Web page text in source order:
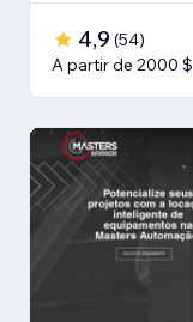
4,9 (54)
A partir de 2000 $